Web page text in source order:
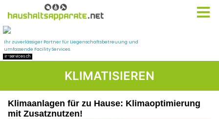
KLIMATISIEREN
Klimaanlagen für zu Hause: Klimaoptimierung
mit Zusatznutzen!